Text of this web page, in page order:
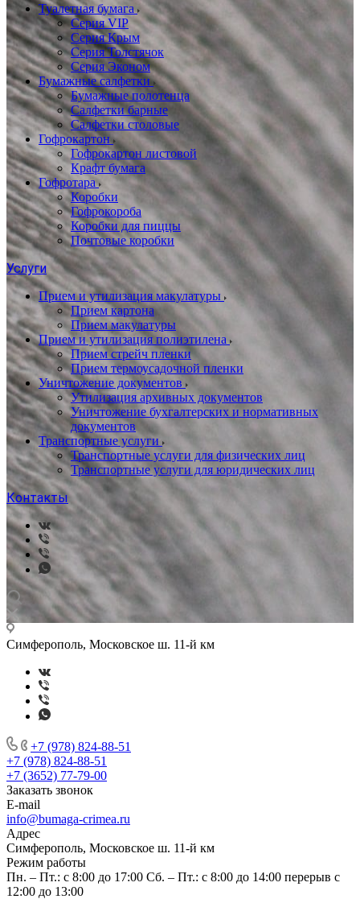
Туалетная бумага
Серия VIP
Серия Крым
Серия Толстячок
Серия Эконом
Бумажные салфетки
Бумажные полотенца
Салфетки барные
Салфетки столовые
Гофрокартон
Гофрокартон листовой
Крафт бумага
Гофротара
Коробки
Гофрокороба
Коробки для пиццы
Почтовые коробки
Услуги
Прием и утилизация макулатуры
Прием картона
Прием макулатуры
Прием и утилизация полиэтилена
Прием стрейч пленки
Прием термоусадочной пленки
Уничтожение документов
Утилизация архивных документов
Уничтожение бухгалтерских и нормативных
документов
Транспортные услуги
Транспортные услуги для физических лиц
Транспортные услуги для юридических лиц
Контакты
Симферополь, Московское ш. 11-й км
+7 (978) 824-88-51
+7 (978) 824-88-51
+7 (3652) 77-79-00
Заказать звонок
E-mail
info@bumaga-crimea.ru
Адрес
Симферополь, Московское ш. 11-й км
Режим работы
Пн. – Пт.: с 8:00 до 17:00 Сб. – Пт.: с 8:00 до 14:00 перерыв с
12:00 до 13:00